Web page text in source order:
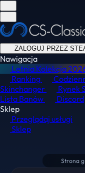
ZALOGUJ PRZEZ
Nawigacja
Letnia Kolekcja
Ranking
Skinchanger
Rynek
Lista Banów
Discord
Sklep
Przeglądaj usługi
Sklep
Strona